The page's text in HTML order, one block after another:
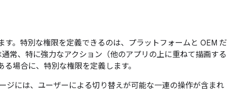
。特別な権限を定義できるのは、プラットフォームと OEM だ
常、特に強力なアクション（他のアプリの上に重ねて描画する
場合に、特別な権限を定義します。
ジには、ユーザーによる切り替えが可能な一連の操作が含まれ